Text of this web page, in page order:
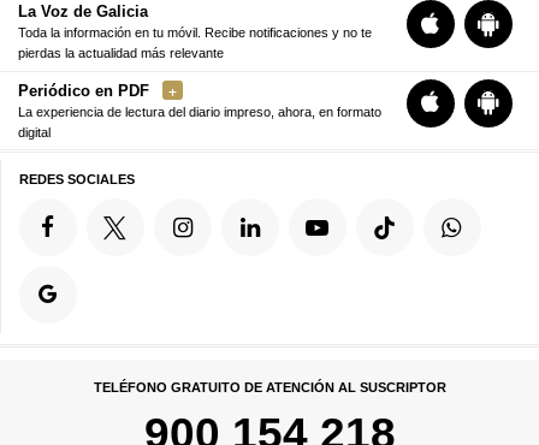
La Voz de Galicia
Toda la información en tu móvil. Recibe notificaciones y no te
pierdas la actualidad más relevante
Periódico en PDF
La experiencia de lectura del diario impreso, ahora, en formato
digital
REDES SOCIALES
TELÉFONO GRATUITO DE ATENCIÓN AL SUSCRIPTOR
900 154 218